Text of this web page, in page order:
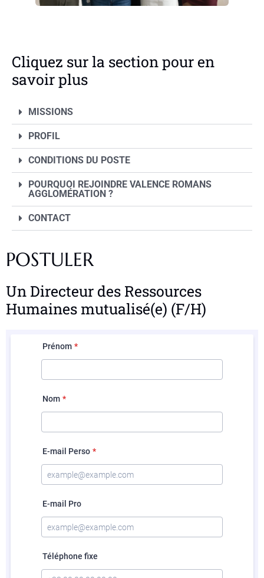
Cliquez sur la section pour en
savoir plus
MISSIONS
PROFIL
CONDITIONS DU POSTE
POURQUOI REJOINDRE VALENCE ROMANS
AGGLOMÉRATION ?
CONTACT
POSTULER
Un Directeur des Ressources
Humaines mutualisé(e) (F/H)